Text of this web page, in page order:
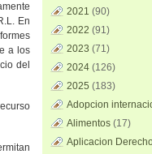
En
a los
del
2021 (90)
2022 (91)
2023 (71)
2024 (126)
2025 (183)
Adopcion
Alimentos (17)
Aplicacion